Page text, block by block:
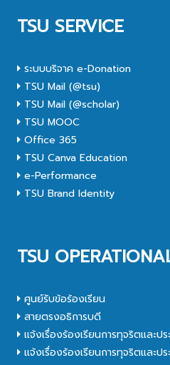
TSU SERVICE
ระบบบริจาค e-Donation
TSU Mail (@tsu)
TSU Mail (@scholar)
TSU MOOC
Office 365
TSU Canva Education
e-Performance
TSU Brand Identity
TSU
ศูนย์รับข้อร้องเรียน
สายตรงอธิการบดี
แจ้งเรื่องร้องเรียนการทุจริตและ
แจ้งเรื่องร้องเรียนการทุจริตและ